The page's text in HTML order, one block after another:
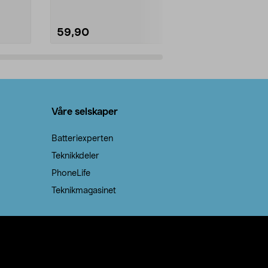
59,90
Våre selskaper
Batteriexperten
Teknikkdeler
PhoneLife
Teknikmagasinet